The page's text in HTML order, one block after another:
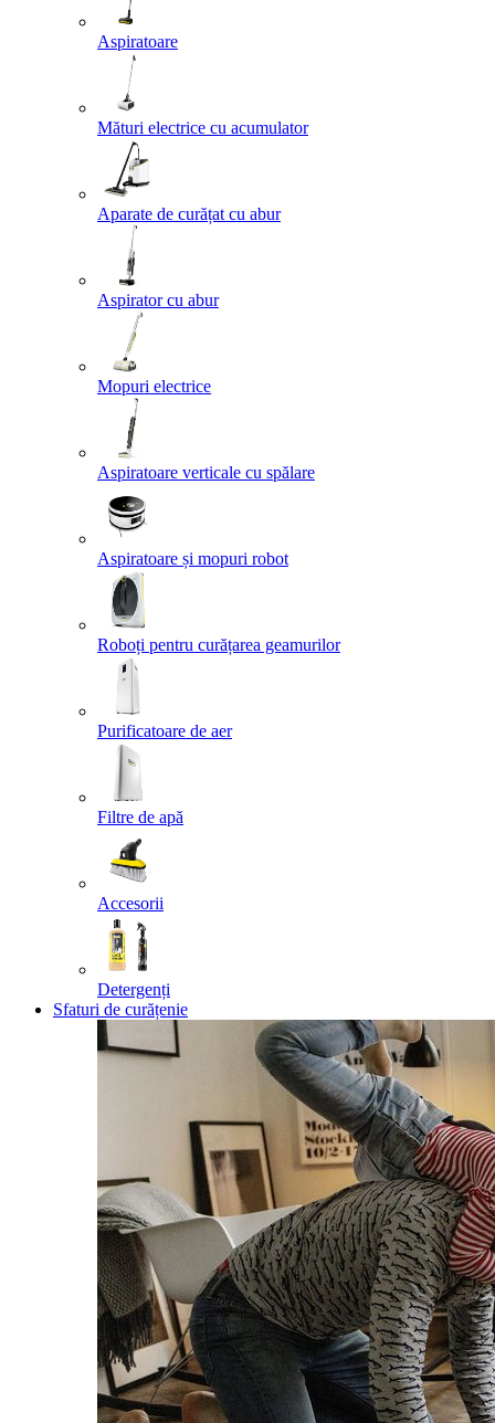
Aspiratoare
Mături electrice cu acumulator
Aparate de curățat cu abur
Aspirator cu abur
Mopuri electrice
Aspiratoare verticale cu spălare
Aspiratoare și mopuri robot
Roboți pentru curățarea geamurilor
Purificatoare de aer
Filtre de apă
Accesorii
Detergenți
Sfaturi de curățenie